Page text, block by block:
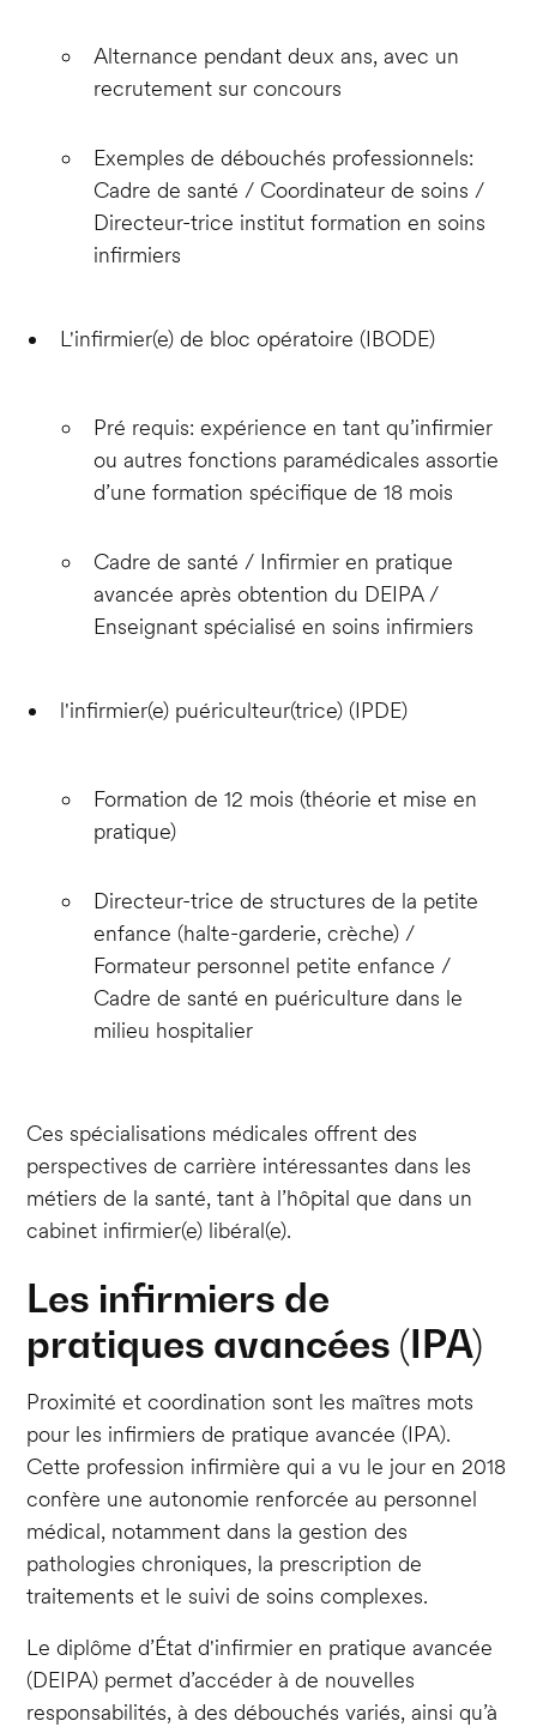
Alternance pendant deux ans, avec un
recrutement sur concours
Exemples de débouchés professionnels:
Cadre de santé / Coordinateur de soins /
Directeur-trice institut formation en soins
infirmiers
L'infirmier(e) de bloc opératoire (IBODE)
Pré requis: expérience en tant qu’infirmier
ou autres fonctions paramédicales assortie
d’une formation spécifique de 18 mois
Cadre de santé / Infirmier en pratique
avancée après obtention du DEIPA /
Enseignant spécialisé en soins infirmiers
l'infirmier(e) puériculteur(trice) (IPDE)
Formation de 12 mois (théorie et mise en
pratique)
Directeur-trice de structures de la petite
enfance (halte-garderie, crèche) /
Formateur personnel petite enfance /
Cadre de santé en puériculture dans le
milieu hospitalier
Ces spécialisations médicales offrent des
perspectives de carrière intéressantes dans les
métiers de la santé, tant à l’hôpital que dans un
cabinet infirmier(e) libéral(e).
Les infirmiers de
pratiques avancées (IPA)
Proximité et coordination sont les maîtres mots
pour les infirmiers de pratique avancée (IPA).
Cette profession infirmière qui a vu le jour en 2018
confère une autonomie renforcée au personnel
médical, notamment dans la gestion des
pathologies chroniques, la prescription de
traitements et le suivi de soins complexes.
Le diplôme d’État d'infirmier en pratique avancée
(DEIPA) permet d’accéder à de nouvelles
responsabilités, à des débouchés variés, ainsi qu’à